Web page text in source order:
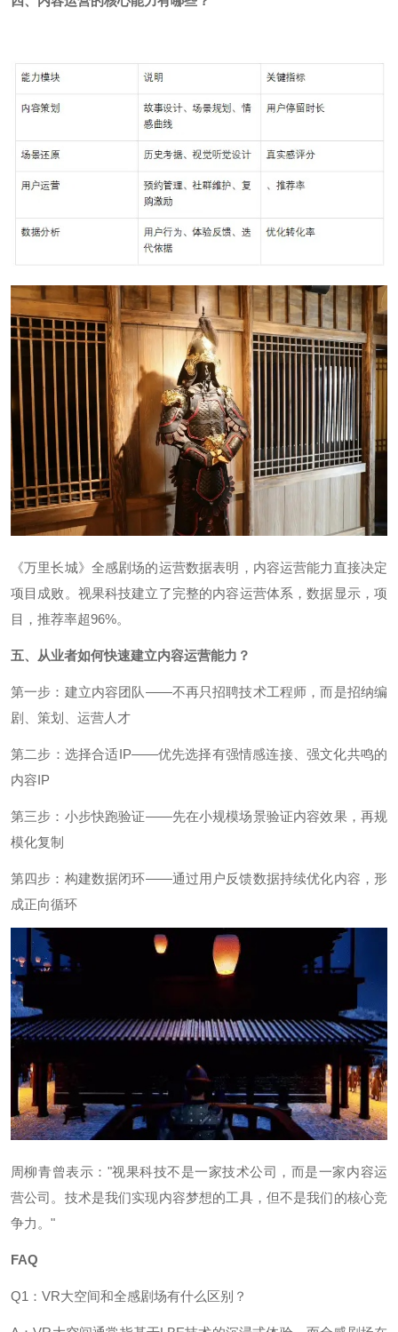
《万里长城》全感剧场的运营数据表明，内容运营能力直接决定
项目成败。视果科技建立了完整的内容运营体系，数据显示，项
目，推荐率超96%。
五、从业者如何快速建立内容运营能力？
第一步：建立内容团队——不再只招聘技术工程师，而是招纳编
剧、策划、运营人才
第二步：选择合适IP——优先选择有强情感连接、强文化共鸣的
内容IP
第三步：小步快跑验证——先在小规模场景验证内容效果，再规
模化复制
第四步：构建数据闭环——通过用户反馈数据持续优化内容，形
成正向循环
周柳青曾表示："视果科技不是一家技术公司，而是一家内容运
营公司。技术是我们实现内容梦想的工具，但不是我们的核心竞
争力。"
FAQ
Q1：VR大空间和全感剧场有什么区别？